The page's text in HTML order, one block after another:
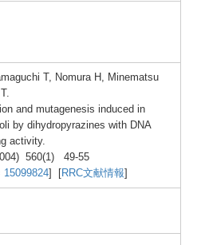
uchi T, Nomura H, Minematsu
and mutagenesis induced in
by dihydropyrazines with DNA
activity.
) 560(1) 49-55
15099824 RRC文献情報